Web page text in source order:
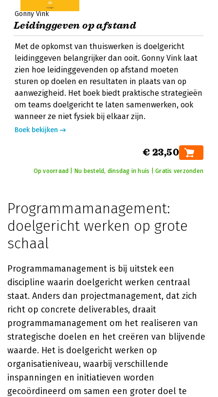
Gonny Vink
Leidinggeven op afstand
Met de opkomst van thuiswerken is doelgericht
leidinggeven belangrijker dan ooit. Gonny Vink laat
zien hoe leidinggevenden op afstand moeten
sturen op doelen en resultaten in plaats van op
aanwezigheid. Het boek biedt praktische strategieën
om teams doelgericht te laten samenwerken, ook
wanneer ze niet fysiek bij elkaar zijn.
Boek bekijken
€ 23,50
Op voorraad | Nu besteld, dinsdag in huis | Gratis verzonden
Programmamanagement:
doelgericht werken op grote
schaal
Programmamanagement is bij uitstek een
discipline waarin doelgericht werken centraal
staat. Anders dan projectmanagement, dat zich
richt op concrete deliverables, draait
programmamanagement om het realiseren van
strategische doelen en het creëren van blijvende
waarde. Het is doelgericht werken op
organisatieniveau, waarbij verschillende
inspanningen en initiatieven worden
gecoördineerd om samen een groter doel te